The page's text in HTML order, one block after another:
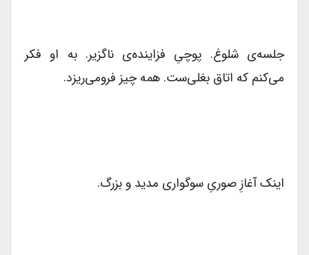
جلسه‌ی شلوغ. پوچیِ فزاینده‌ی ناگزیر. به او فکر
می‌کنم که اتاق بغلی‌ست. همه چیز فرومی‌ریزد.
اینک آغازِ صوریِ سوگواری مدید و بزرگ.